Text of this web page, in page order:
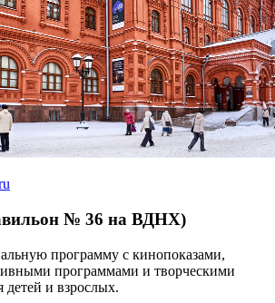
№ 36 на ВДНХ)
программу с кинопоказами,
программами и творческими
детей и взрослых.